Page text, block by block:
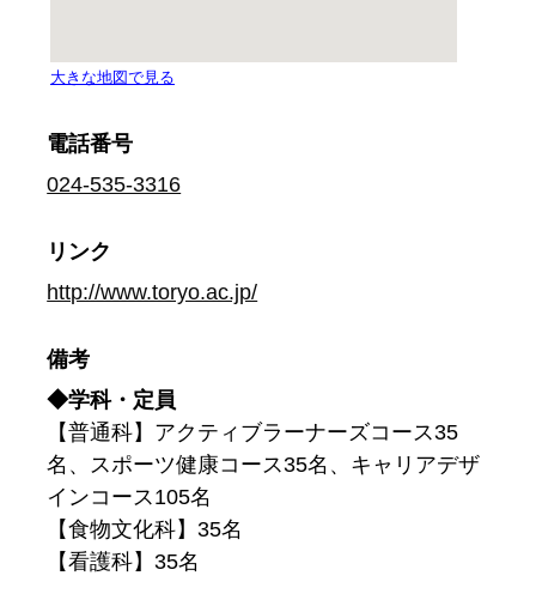
電話番号
024-535-3316
リンク
http://www.toryo.ac.jp/
備考
◆学科・定員
【普通科】アクティブラーナーズコース35
名、スポーツ健康コース35名、キャリアデザ
インコース105名
【食物文化科】35名
【看護科】35名